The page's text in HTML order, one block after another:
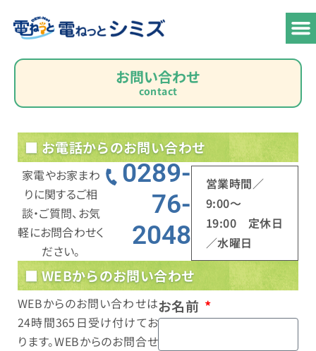
お問い合わせ
contact
■ お電話からのお問い合わせ
家電やお家まわ
りに関するご相
談・ご質問、お気
軽にお問合わせく
ださい。
0289-
76-
2048
営業時間／
9:00〜
19:00 定休日
／水曜日
■ WEBからのお問い合わせ
WEBからのお問い合わせは
24時間365日受け付けてお
ります。WEBからのお問合せ
お名前